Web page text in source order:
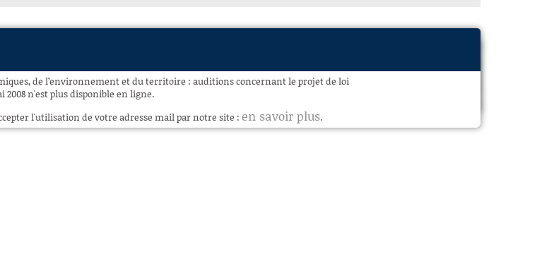
de l’environnement et du territoire : auditions concernant le projet de loi
2008 n'est plus disponible en ligne.
l'utilisation de votre adresse mail par notre site : en savoir plus.